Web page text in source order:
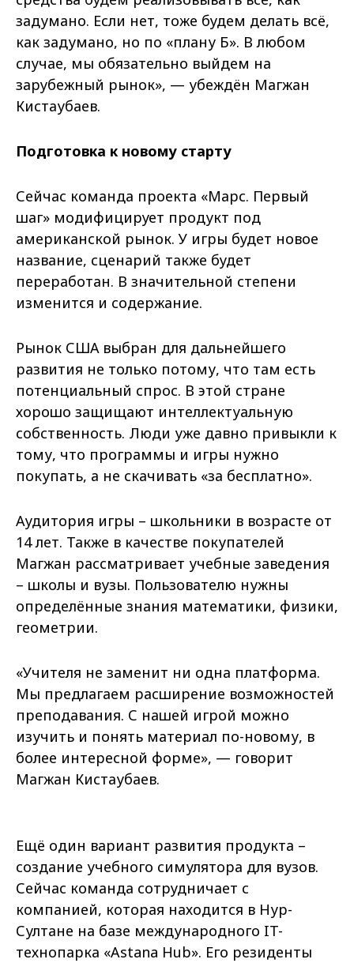
задумано. Если нет, тоже будем делать всё,
как задумано, но по «плану Б». В любом
случае, мы обязательно выйдем на
зарубежный рынок», — убеждён Магжан
Кистаубаев.
Подготовка к новому старту
Сейчас команда проекта «Марс. Первый
шаг» модифицирует продукт под
американской рынок. У игры будет новое
название, сценарий также будет
переработан. В значительной степени
изменится и содержание.
Рынок США выбран для дальнейшего
развития не только потому, что там есть
потенциальный спрос. В этой стране
хорошо защищают интеллектуальную
собственность. Люди уже давно привыкли к
тому, что программы и игры нужно
покупать, а не скачивать «за бесплатно».
Аудитория игры – школьники в возрасте от
14 лет. Также в качестве покупателей
Магжан рассматривает учебные заведения
– школы и вузы. Пользователю нужны
определённые знания математики, физики,
геометрии.
«Учителя не заменит ни одна платформа.
Мы предлагаем расширение возможностей
преподавания. С нашей игрой можно
изучить и понять материал по-новому, в
более интересной форме», — говорит
Магжан Кистаубаев.
Ещё один вариант развития продукта –
создание учебного симулятора для вузов.
Сейчас команда сотрудничает с
компанией, которая находится в Нур-
Султане на базе международного IT-
технопарка «Astana Hub». Его резиденты